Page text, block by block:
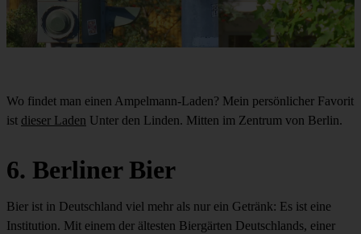
Wo findet man einen Ampelmann-Laden? Mein persönlicher Favorit
ist dieser Laden Unter den Linden. Mitten im Zentrum von Berlin.
6. Berliner Bier
Bier ist in Deutschland viel mehr als nur ein Getränk: Es ist eine
Institution. Mit einem der ältesten Biergärten Deutschlands, einer